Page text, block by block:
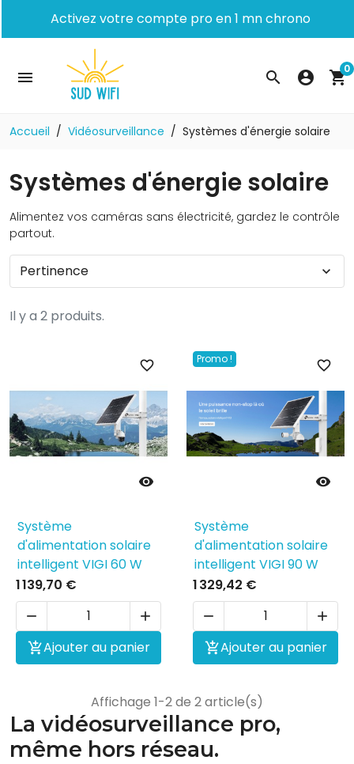
Activez votre compte pro en 1 mn chrono
search
menu account_circle shopping_cart0
Accueil Vidéosurveillance Systèmes d'énergie solaire
Systèmes d'énergie solaire
Alimentez vos caméras sans électricité, gardez le contrôle
partout.
Il y a 2 produits.
Pertinence expand_more

favorite_border
Système
d'alimentation solaire
intelligent VIGI 60 W
1 139,70 €


Ajouter au panier
Promo !

favorite_border
Système
d'alimentation solaire
intelligent VIGI 90 W
1 329,42 €


Ajouter au panier
Affichage 1-2 de 2 article(s)
La vidéosurveillance pro,
même hors réseau.